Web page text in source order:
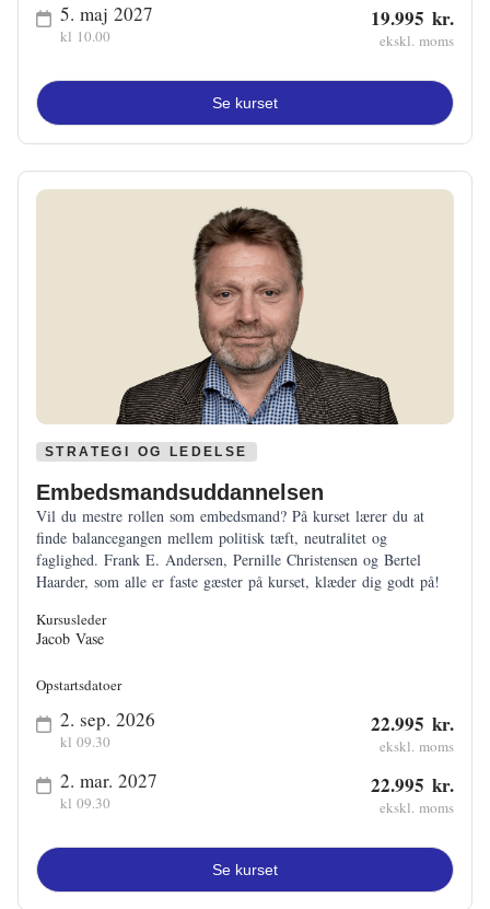
5. maj 2027
kl 10.00
19.995 kr.
ekskl. moms
Se kurset
STRATEGI OG LEDELSE
Embedsmandsuddannelsen
Vil du mestre rollen som embedsmand? På kurset lærer du at
finde balancegangen mellem politisk tæft, neutralitet og
faglighed. Frank E. Andersen, Pernille Christensen og Bertel
Haarder, som alle er faste gæster på kurset, klæder dig godt på!
Kursusleder
Jacob Vase
Opstartsdatoer
2. sep. 2026
kl 09.30
22.995 kr.
ekskl. moms
2. mar. 2027
kl 09.30
22.995 kr.
ekskl. moms
Se kurset